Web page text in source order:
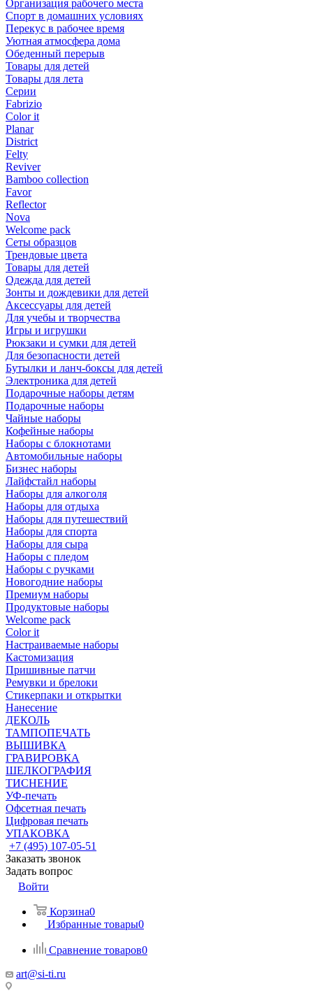
Организация рабочего места
Спорт в домашних условиях
Перекус в рабочее время
Уютная атмосфера дома
Обеденный перерыв
Товары для детей
Товары для лета
Серии
Fabrizio
Color it
Planar
District
Felty
Reviver
Bamboo collection
Favor
Reflector
Nova
Welcome pack
Сеты образцов
Трендовые цвета
Товары для детей
Одежда для детей
Зонты и дождевики для детей
Аксессуары для детей
Для учебы и творчества
Игры и игрушки
Рюкзаки и сумки для детей
Для безопасности детей
Бутылки и ланч-боксы для детей
Электроника для детей
Подарочные наборы детям
Подарочные наборы
Чайные наборы
Кофейные наборы
Наборы с блокнотами
Автомобильные наборы
Бизнес наборы
Лайфстайл наборы
Наборы для алкоголя
Наборы для отдыха
Наборы для путешествий
Наборы для спорта
Наборы для сыра
Наборы с пледом
Наборы с ручками
Новогодние наборы
Премиум наборы
Продуктовые наборы
Welcome pack
Color it
Настраиваемые наборы
Кастомизация
Пришивные патчи
Ремувки и брелоки
Стикерпаки и открытки
Нанесение
ДЕКОЛЬ
ТАМПОПЕЧАТЬ
ВЫШИВКА
ГРАВИРОВКА
ШЕЛКОГРАФИЯ
ТИСНЕНИЕ
УФ-печать
Офсетная печать
Цифровая печать
УПАКОВКА
+7 (495) 107-05-51
Заказать звонок
Задать вопрос
Войти
Корзина0
Избранные товары0
Сравнение товаров0
art@si-ti.ru